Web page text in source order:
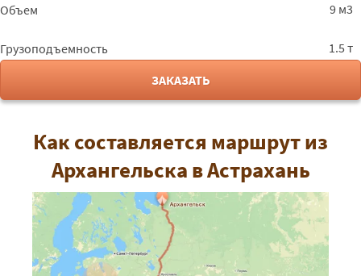
Объем 9 м3
Грузоподъемность
1.5 т
ЗАКАЗАТЬ
Как составляется маршрут из
Архангельска в Астрахань